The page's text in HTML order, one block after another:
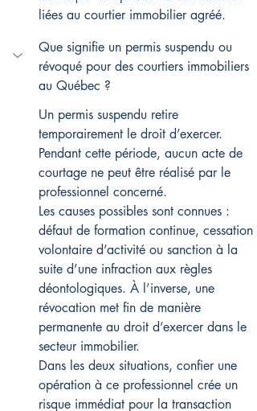
liées au courtier immobilier agréé.
Que signifie un permis suspendu ou
révoqué pour des courtiers immobiliers
au Québec ?
Un permis suspendu retire
temporairement le droit d’exercer.
Pendant cette période, aucun acte de
courtage ne peut être réalisé par le
professionnel concerné.
Les causes possibles sont connues :
défaut de formation continue, cessation
volontaire d’activité ou sanction à la
suite d’une infraction aux règles
déontologiques. À l’inverse, une
révocation met fin de manière
permanente au droit d’exercer dans le
secteur immobilier.
Dans les deux situations, confier une
opération à ce professionnel crée un
risque immédiat pour la transaction